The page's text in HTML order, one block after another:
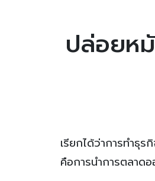
ปล่อยห
เรียกได้ว่าการทำธุ
คือการนำการตลาดอ